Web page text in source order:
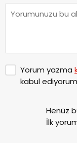
Yorum yazma
kabul
Henüz
İlk